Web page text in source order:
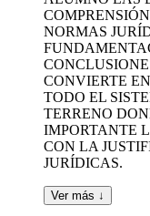
NORMAS
CONVIERTE
TODO EL
TERRENO
IMPORTANTE
CON LA
JURÍDICAS.
Ver más ↓